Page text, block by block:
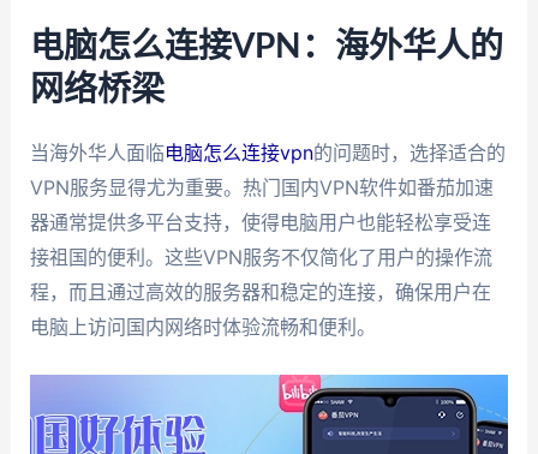
电脑怎么连接VPN：海外华人的
网络桥梁
当海外华人面临电脑怎么连接vpn的问题时，选择适合的
VPN服务显得尤为重要。热门国内VPN软件如番茄加速
器通常提供多平台支持，使得电脑用户也能轻松享受连
接祖国的便利。这些VPN服务不仅简化了用户的操作流
程，而且通过高效的服务器和稳定的连接，确保用户在
电脑上访问国内网络时体验流畅和便利。